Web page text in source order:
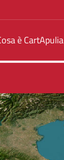
è CartApulia